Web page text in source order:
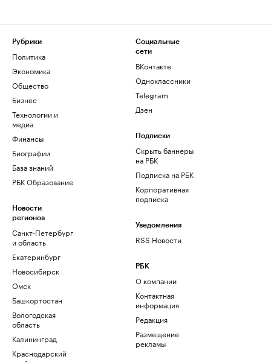
Рубрики
Политика
Экономика
Общество
Бизнес
Технологии и
медиа
Финансы
Биографии
База знаний
РБК Образование
Новости
регионов
Санкт-Петербург
и область
Екатеринбург
Новосибирск
Омск
Башкортостан
Вологодская
область
Калининград
Краснодарский
Социальные
сети
ВКонтакте
Одноклассники
Telegram
Дзен
Подписки
Скрыть баннеры
на РБК
Подписка на РБК
Корпоративная
подписка
Уведомления
RSS Новости
РБК
О компании
Контактная
информация
Редакция
Размещение
рекламы